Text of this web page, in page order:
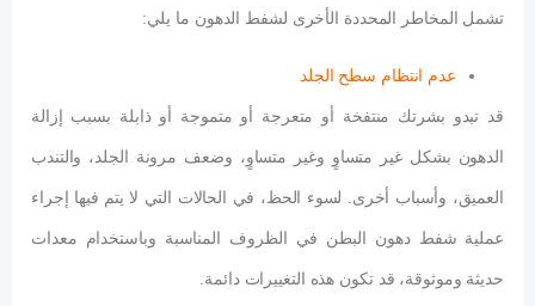
تشمل المخاطر المحددة الأخرى لشفط الدهون ما يلي:
عدم انتظام سطح الجلد
قد تبدو بشرتك منتفخة أو متعرجة أو متموجة أو ذابلة بسبب إزالة
الدهون بشكل غير متساوٍ وغير متساوٍ، وضعف مرونة الجلد، والتندب
العميق، وأسباب أخرى. لسوء الحظ، في الحالات التي لا يتم فيها إجراء
عملية شفط دهون البطن في الظروف المناسبة وباستخدام معدات
حديثة وموثوقة، قد تكون هذه التغييرات دائمة.